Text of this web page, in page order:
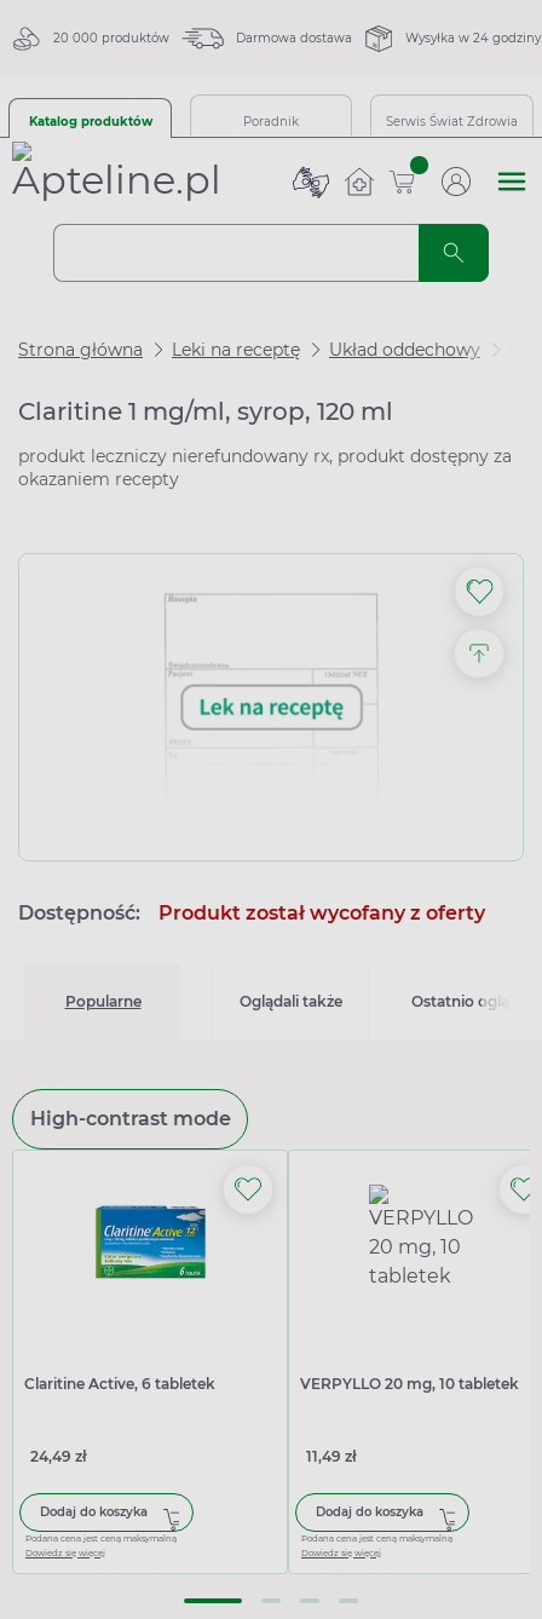
20 000 produktów Darmowa dostawa Wysyłka w 24 godziny
Katalog produktów Poradnik Serwis Świat Zdrowia
sztuk
Strona główna Leki na receptę Układ oddechowy
Claritine 1 mg/ml, syrop, 120 ml
produkt leczniczy nierefundowany rx, produkt dostępny za
okazaniem recepty
Dostępność: Produkt został wycofany z oferty
Popularne Oglądali także Ostatnio
High-contrast mode
Claritine Active, 6 tabletek
24,49 zł
Dodaj do koszyka
Podana cena jest ceną maksymalną
Dowiedz się więcej
VERPYLLO 20 mg, 10 tabletek
11,49 zł
Dodaj do koszyka
Podana cena jest ceną maksymalną
Dowiedz się więcej